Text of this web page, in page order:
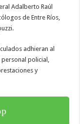
Adalberto Raúl
de Entre Ríos,
adhieran al
policial,
y